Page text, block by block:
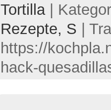
Tortilla|
Rezepte, S |
https://
hack-